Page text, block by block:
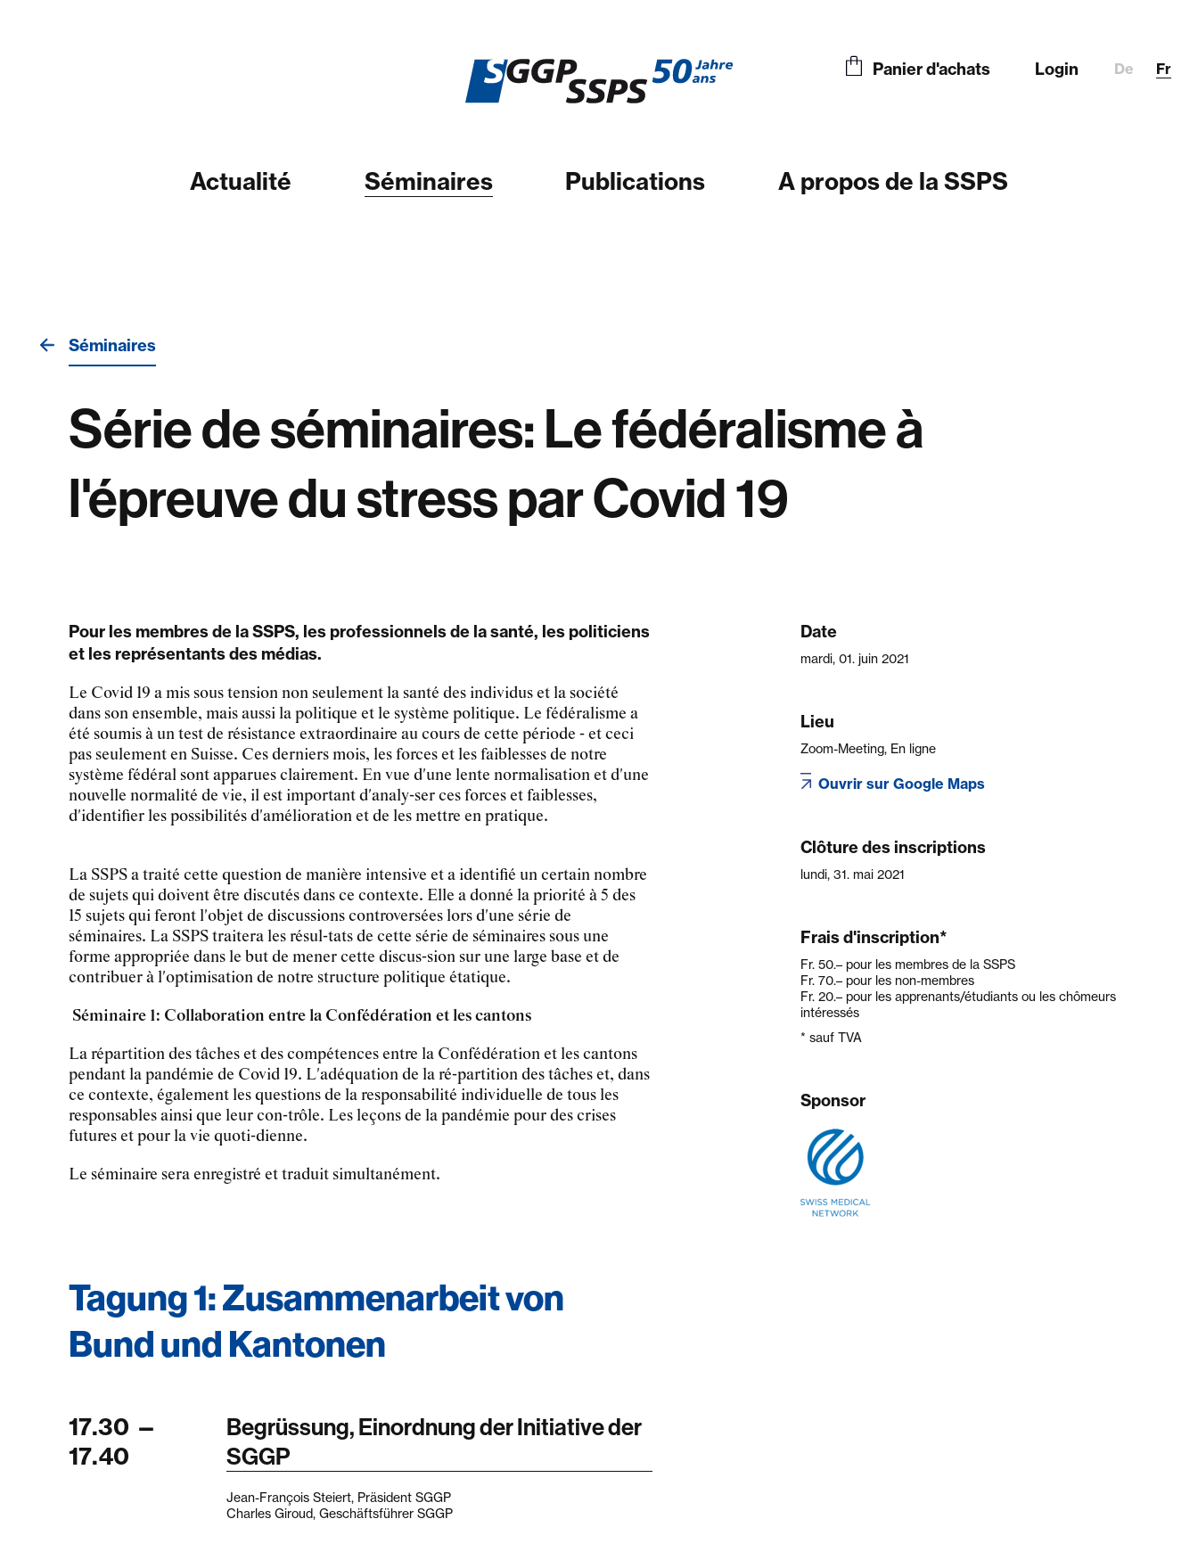
Panier d'achats Login De Fr
Actualité Séminaires Publications A propos de la SSPS
Séminaires
Série de séminaires: Le fédéralisme à
l'épreuve du stress par Covid 19
Pour les membres de la SSPS, les professionnels de la santé, les politiciens
et les représentants des médias.
Le Covid 19 a mis sous tension non seulement la santé des individus et la société
dans son ensemble, mais aussi la politique et le système politique. Le fédéralisme a
été soumis à un test de résistance extraordinaire au cours de cette période - et ceci
pas seulement en Suisse. Ces derniers mois, les forces et les faiblesses de notre
système fédéral sont apparues clairement. En vue d'une lente normalisation et d'une
nouvelle normalité de vie, il est important d'analy-ser ces forces et faiblesses,
d'identifier les possibilités d'amélioration et de les mettre en pratique.
La SSPS a traité cette question de manière intensive et a identifié un certain nombre
de sujets qui doivent être discutés dans ce contexte. Elle a donné la priorité à 5 des
15 sujets qui feront l'objet de discussions controversées lors d'une série de
séminaires. La SSPS traitera les résul-tats de cette série de séminaires sous une
forme appropriée dans le but de mener cette discus-sion sur une large base et de
contribuer à l'optimisation de notre structure politique étatique.
Séminaire 1: Collaboration entre la Confédération et les cantons
La répartition des tâches et des compétences entre la Confédération et les cantons
pendant la pandémie de Covid 19. L'adéquation de la ré-partition des tâches et, dans
ce contexte, également les questions de la responsabilité individuelle de tous les
responsables ainsi que leur con-trôle. Les leçons de la pandémie pour des crises
futures et pour la vie quoti-dienne.
Le séminaire sera enregistré et traduit simultanément.
Tagung 1: Zusammenarbeit von
Bund und Kantonen
17.30 —
17.40
Begrüssung, Einordnung der Initiative der
SGGP
Jean-François Steiert, Präsident SGGP
Charles Giroud, Geschäftsführer SGGP
Date
mardi, 01. juin 2021
Lieu
Zoom-Meeting, En ligne
Ouvrir sur Google Maps
Clôture des inscriptions
lundi, 31. mai 2021
Frais d'inscription*
Fr. 50.– pour les membres de la SSPS
Fr. 70.– pour les non-membres
Fr. 20.– pour les apprenants/étudiants ou les chômeurs
intéressés
* sauf TVA
Sponsor